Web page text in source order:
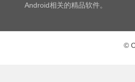
Android相关的精品软件。
©